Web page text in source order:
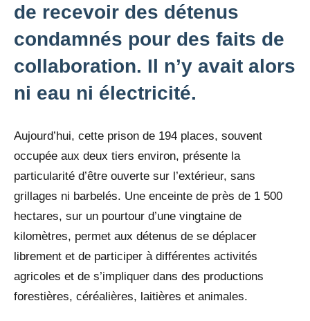
de recevoir des détenus
condamnés pour des faits de
collaboration. Il n’y avait alors
ni eau ni électricité.
Aujourd’hui, cette prison de 194 places, souvent
occupée aux deux tiers environ, présente la
particularité d’être ouverte sur l’extérieur, sans
grillages ni barbelés. Une enceinte de près de 1 500
hectares, sur un pourtour d’une vingtaine de
kilomètres, permet aux détenus de se déplacer
librement et de participer à différentes activités
agricoles et de s’impliquer dans des productions
forestières, céréalières, laitières et animales.